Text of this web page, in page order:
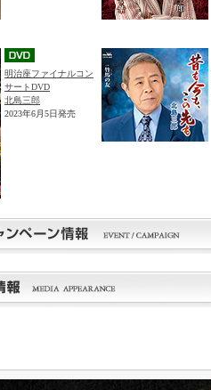
明治座ファイナルコン
サートDVD
北島三郎
2023年6月5日発売